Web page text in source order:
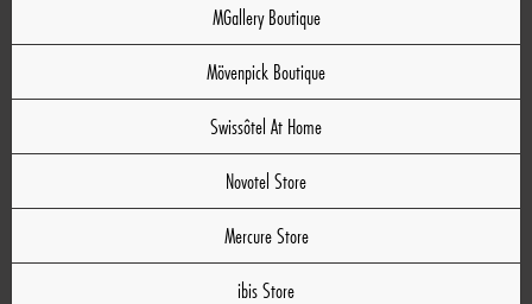
MGallery Boutique
Mövenpick Boutique
Swissôtel At Home
Novotel Store
Mercure Store
ibis Store